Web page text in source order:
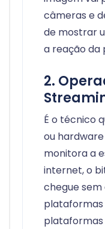
câmeras e
de mostrar
a reação da
2.
É o técnico
ou
monitora a
internet, o
chegue
plataformas